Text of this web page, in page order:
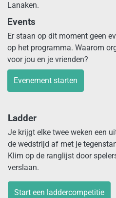
Lanaken.
Events
Er staan op dit moment geen
op het programma. Waarom
voor jou en je vrienden?
Evenement starten
Ladder
Je krijgt elke twee weken een
de wedstrijd af met je
Klim op de ranglijst door
verslaan.
Start een laddercompetitie